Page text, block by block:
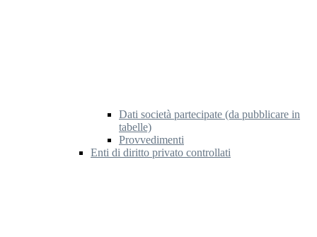
Dati società partecipate (da pubblicare in
tabelle)
Provvedimenti
Enti di diritto privato controllati